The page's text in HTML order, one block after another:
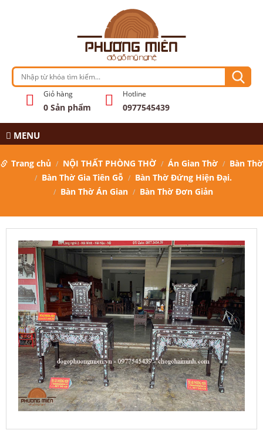
Giỏ hàng
0 Sản phẩm
Hotline
0977545439
MENU
Trang chủ NỘI THẤT PHÒNG THỜ Án Gian Thờ
Bàn Thờ
Bàn Thờ Gia Tiên Gỗ
Bàn Thờ Đứng Hiện Đại.
Bàn Thờ Án Gian
Bàn Thờ Đơn Giản